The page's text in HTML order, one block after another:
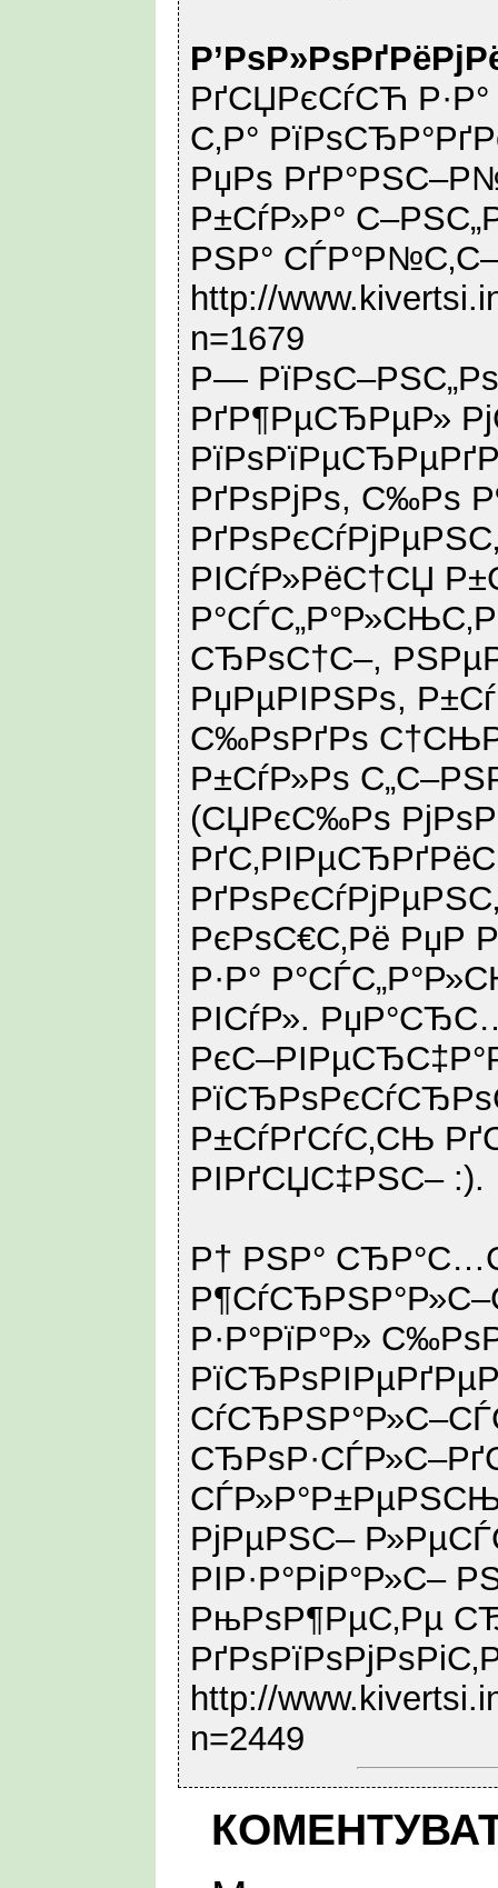
РґСЏРєСѓСЋ
С‚Р°
РџРѕ
Р±СѓР»Р°
РЅР°
http://
n=1679
Р—
РґР¶РµСЂРµР»
РґРѕРјРѕ, С‰Рѕ
РІСѓР»РёС†СЏ
СЂРѕС†С–,
РџРµРІРЅРѕ,
С‰РѕРґРѕ
Р±СѓР»Рѕ
(СЏРєС‰Рѕ
РєРѕС€С‚Рё РџР
Р·Р°
РІСѓР».
Р±СѓРґСѓС‚СЊ
РІРґСЏС‡РЅС– :).
Р† РЅР°
Р·Р°РїР°Р»
РјРµРЅС–
РІР·Р°РіР°Р»С–
РњРѕР¶РµС‚Рµ
http://
n=2449